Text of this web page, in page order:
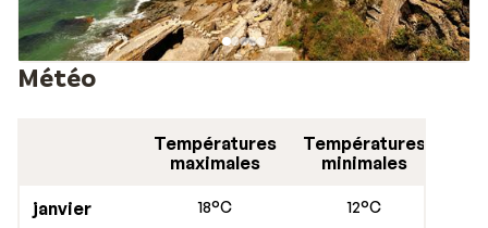
Météo
Températures
maximales
Températures
minimales
janvier 18°C 12°C